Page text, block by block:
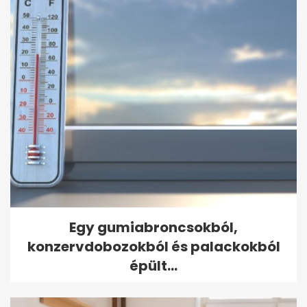
Egy gumiabroncsokból,
konzervdobozokból és palackokból
épült...